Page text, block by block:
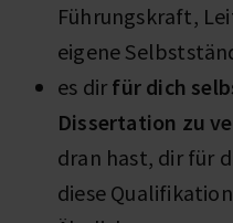
Führungskraft,
eigene
es dir für dich
Dissertation zu
dran hast, dir für
diese